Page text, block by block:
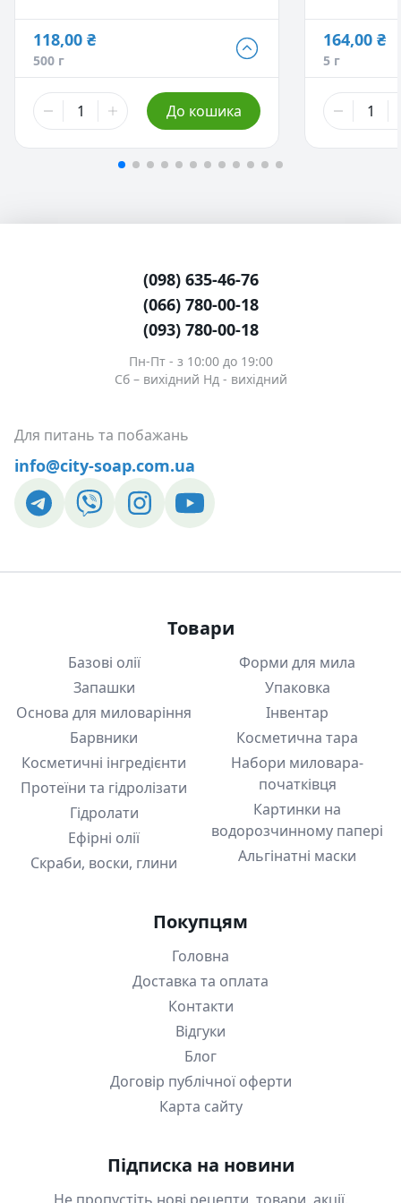
118,00 ₴
500 г
118,00 ₴
500 г
200,00 ₴
1 кг До кошика
164,00 ₴
5 г
(098) 635-46-76
(066) 780-00-18
(093) 780-00-18
Пн-Пт - з 10:00 до 19:00
Сб – вихідний Нд - вихідний
Для питань та побажань
info@city-soap.com.ua
Товари
Базові олії
Запашки
Основа для миловаріння
Барвники
Косметичні інгредієнти
Протеїни та гідролізати
Гідролати
Ефірні олії
Скраби, воски, глини
Форми для мила
Упаковка
Інвентар
Косметична тара
Набори миловара-
початківця
Картинки на
водорозчинному папері
Альгінатні маски
Покупцям
Головна
Доставка та оплата
Контакти
Відгуки
Блог
Договір публічної оферти
Карта сайту
Підписка на новини